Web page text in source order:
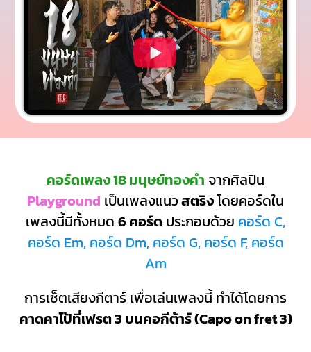
คอร์ดเพลง 18 มนุษย์ทองคำ จากศิลปิน
Playground เป็นเพลงแนวสตริงโดยคอร์ดใน
เพลงนี้มีทั้งหมด 6 คอร์ด ประกอบด้วย คอร์ด C,
คอร์ด Em, คอร์ด Dm, คอร์ด G, คอร์ด F, คอร์ด
Am
การเซ็ตเสียงกีตาร์ เพื่อเล่นเพลงนี้ ทำได้โดยการ
คาดคาโป้ที่เฟรต 3 บนคอกีต้าร์ (Capo on fret 3)